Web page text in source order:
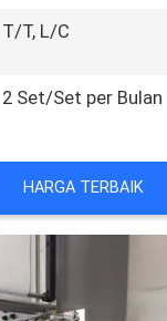
T/T, L/C
2 Set/Set per Bulan
HARGA TERBAIK